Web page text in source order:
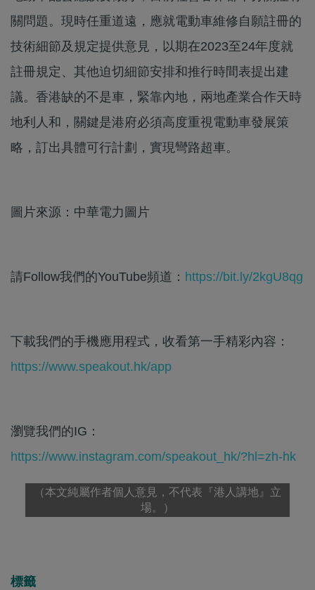
關問題。現時任重道遠，應就電動車維修自願註冊的
技術細節及規定提供意見，以期在2023至24年度就
註冊規定、其他迫切細節安排和推行時間表提出建
議。香港缺的不是車，緊靠內地，兩地產業合作天時
地利人和，關鍵是港府必須高度重視電動車發展策
略，訂出具體可行計劃，實現彎路超車。
圖片來源：中華電力圖片
請Follow我們的YouTube頻道： https://bit.ly/2kgU8qg
下載我們的手機應用程式，收看第一手精彩內容：
https://www.speakout.hk/app
瀏覽我們的IG：
https://www.instagram.com/speakout_hk/?hl=zh-hk
（本文純屬作者個人意見，不代表『港人講地』立
場。）
標籤